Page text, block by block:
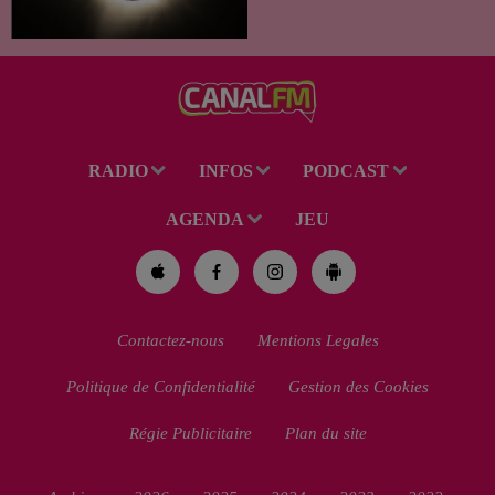
RADIO INFOS PODCAST
AGENDA JEU
Contactez-nous Mentions Legales
Politique de Confidentialité Gestion des Cookies
Régie Publicitaire Plan du site